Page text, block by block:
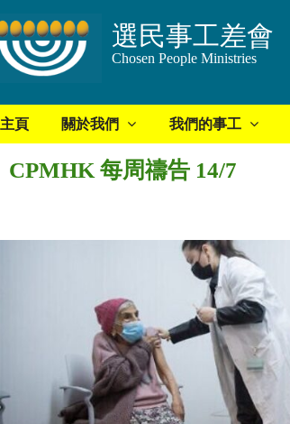
選民事工差會
Chosen People Ministries
主頁 關於我們 我們的事工
CPMHK 每周禱告 14/7